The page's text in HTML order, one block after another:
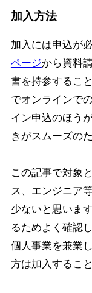
加入方法
加入には申込が
ページから資料
書を持参するこ
でオンラインで
イン申込のほう
きがスムーズの
この記事で対象
ス、エンジニア
少ないと思いま
るためよく確認
個人事業を兼業
方は加入するこ